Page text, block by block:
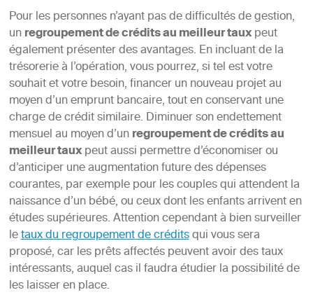
Pour les personnes n’ayant pas de difficultés de gestion,
unregroupement de crédits au meilleur tauxpeut
également présenter des avantages. En incluant de la
trésorerie à l’opération, vous pourrez, si tel est votre
souhait et votre besoin, financer un nouveau projet au
moyen d’un emprunt bancaire, tout en conservant une
charge de crédit similaire. Diminuer son endettement
mensuel au moyen d’unregroupement de crédits au
meilleur tauxpeut aussi permettre d’économiser ou
d’anticiper une augmentation future des dépenses
courantes, par exemple pour les couples qui attendent la
naissance d’un bébé, ou ceux dont les enfants arrivent en
études supérieures. Attention cependant à bien surveiller
letaux du regroupement de créditsqui vous sera
proposé, car les prêts affectés peuvent avoir des taux
intéressants, auquel cas il faudra étudier la possibilité de
les laisser en place.